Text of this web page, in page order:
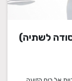
לשתיה)